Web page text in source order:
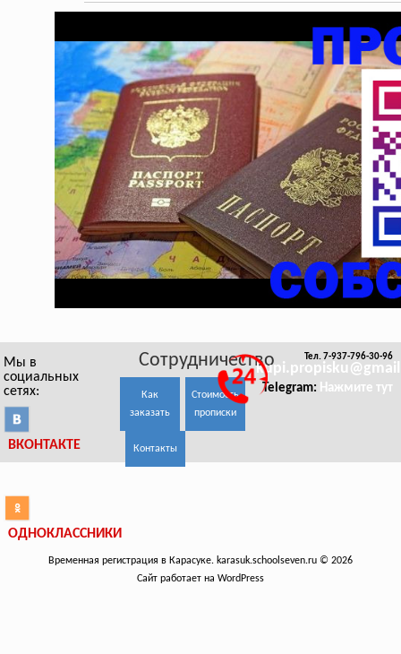
Мы в
социальных
сетях:
ВКОНТАКТЕ
ОДНОКЛАССНИКИ
Сотрудничество
Как
заказать
Стоимость
прописки
Контакты
Тел. 7-937-796-30-96
Telegram: Нажмите тут
Временная регистрация в Карасуке. karasuk.schoolseven.ru © 2026
Сайт работает на WordPress